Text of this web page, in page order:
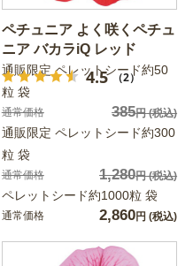
ペチュニア よく咲くペチュ
ニア バカラiQ レッド
4.5 （2）
通販限定 ペレットシード約50
粒 袋
通常価格 385円(税込)
通販限定 ペレットシード約300
粒 袋
通常価格 1,280円(税込)
ペレットシード約1000粒 袋
通常価格 2,860円 (税込)